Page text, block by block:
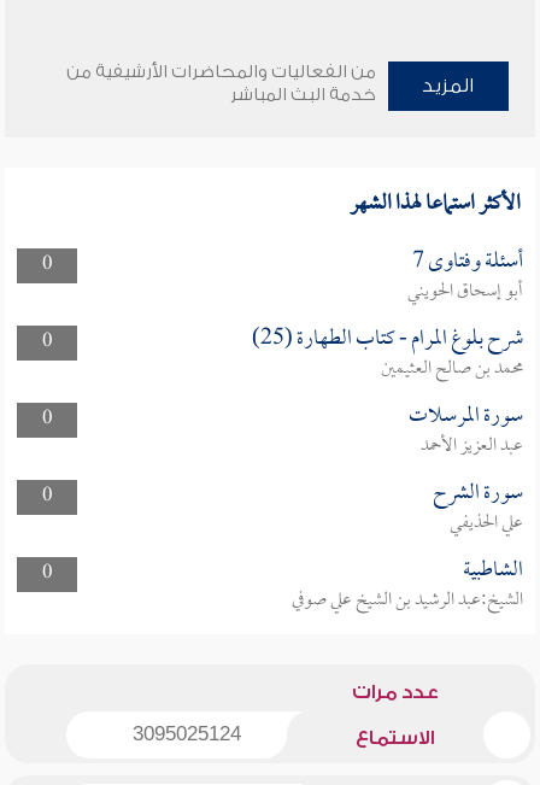
المزيد
من الفعاليات والمحاضرات الأرشيفية من
خدمة البث المباشر
الأكثر استماعا لهذا الشهر
0 أسئلة وفتاوى 7
أبو إسحاق الحويني
0
شرح بلوغ المرام - كتاب الطهارة (25)
محمد بن صالح العثيمين
0
سورة المرسلات
عبد العزيز الأحمد
0
سورة الشرح
علي الحذيفي
0
الشاطبية
الشيخ:عبد الرشيد بن الشيخ علي صوفي
عدد مرات
الاستماع 3095025124